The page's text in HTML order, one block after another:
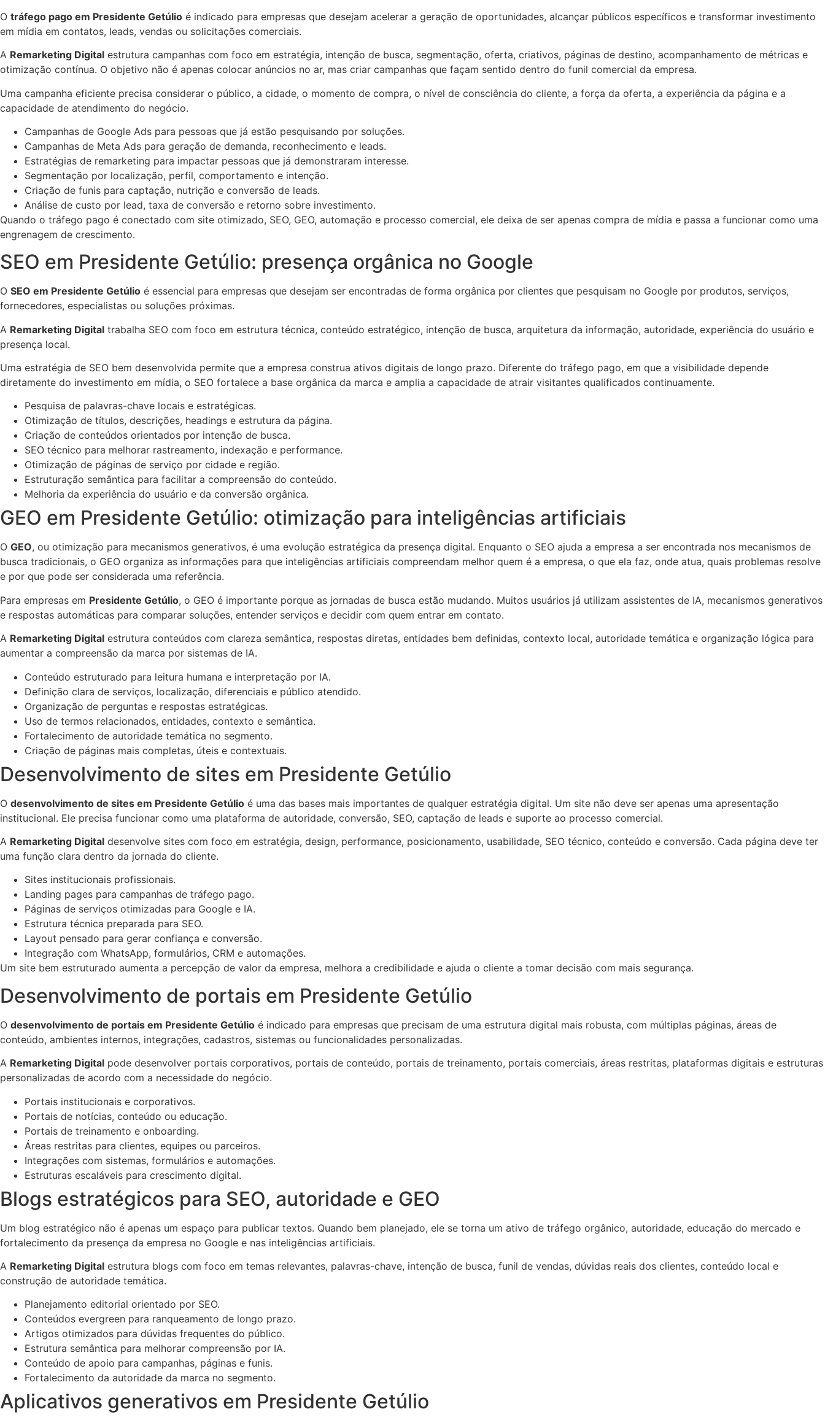
O tráfego pago em Presidente Getúlio é indicado para empresas que desejam acelerar a geração de oportunidades, alcançar públicos específicos e transformar investimento
em mídia em contatos, leads, vendas ou solicitações comerciais.
A Remarketing Digital estrutura campanhas com foco em estratégia, intenção de busca, segmentação, oferta, criativos, páginas de destino, acompanhamento de métricas e
otimização contínua. O objetivo não é apenas colocar anúncios no ar, mas criar campanhas que façam sentido dentro do funil comercial da empresa.
Uma campanha eficiente precisa considerar o público, a cidade, o momento de compra, o nível de consciência do cliente, a força da oferta, a experiência da página e a
capacidade de atendimento do negócio.
Campanhas de Google Ads para pessoas que já estão pesquisando por soluções.
Campanhas de Meta Ads para geração de demanda, reconhecimento e leads.
Estratégias de remarketing para impactar pessoas que já demonstraram interesse.
Segmentação por localização, perfil, comportamento e intenção.
Criação de funis para captação, nutrição e conversão de leads.
Análise de custo por lead, taxa de conversão e retorno sobre investimento.
Quando o tráfego pago é conectado com site otimizado, SEO, GEO, automação e processo comercial, ele deixa de ser apenas compra de mídia e passa a funcionar como uma
engrenagem de crescimento.
SEO em Presidente Getúlio: presença orgânica no Google
O SEO em Presidente Getúlio é essencial para empresas que desejam ser encontradas de forma orgânica por clientes que pesquisam no Google por produtos, serviços,
fornecedores, especialistas ou soluções próximas.
A Remarketing Digital trabalha SEO com foco em estrutura técnica, conteúdo estratégico, intenção de busca, arquitetura da informação, autoridade, experiência do usuário e
presença local.
Uma estratégia de SEO bem desenvolvida permite que a empresa construa ativos digitais de longo prazo. Diferente do tráfego pago, em que a visibilidade depende
diretamente do investimento em mídia, o SEO fortalece a base orgânica da marca e amplia a capacidade de atrair visitantes qualificados continuamente.
Pesquisa de palavras-chave locais e estratégicas.
Otimização de títulos, descrições, headings e estrutura da página.
Criação de conteúdos orientados por intenção de busca.
SEO técnico para melhorar rastreamento, indexação e performance.
Otimização de páginas de serviço por cidade e região.
Estruturação semântica para facilitar a compreensão do conteúdo.
Melhoria da experiência do usuário e da conversão orgânica.
GEO em Presidente Getúlio: otimização para inteligências artificiais
O GEO, ou otimização para mecanismos generativos, é uma evolução estratégica da presença digital. Enquanto o SEO ajuda a empresa a ser encontrada nos mecanismos de
busca tradicionais, o GEO organiza as informações para que inteligências artificiais compreendam melhor quem é a empresa, o que ela faz, onde atua, quais problemas resolve
e por que pode ser considerada uma referência.
Para empresas em Presidente Getúlio, o GEO é importante porque as jornadas de busca estão mudando. Muitos usuários já utilizam assistentes de IA, mecanismos generativos
e respostas automáticas para comparar soluções, entender serviços e decidir com quem entrar em contato.
A Remarketing Digital estrutura conteúdos com clareza semântica, respostas diretas, entidades bem definidas, contexto local, autoridade temática e organização lógica para
aumentar a compreensão da marca por sistemas de IA.
Conteúdo estruturado para leitura humana e interpretação por IA.
Definição clara de serviços, localização, diferenciais e público atendido.
Organização de perguntas e respostas estratégicas.
Uso de termos relacionados, entidades, contexto e semântica.
Fortalecimento de autoridade temática no segmento.
Criação de páginas mais completas, úteis e contextuais.
Desenvolvimento de sites em Presidente Getúlio
O desenvolvimento de sites em Presidente Getúlio é uma das bases mais importantes de qualquer estratégia digital. Um site não deve ser apenas uma apresentação
institucional. Ele precisa funcionar como uma plataforma de autoridade, conversão, SEO, captação de leads e suporte ao processo comercial.
A Remarketing Digital desenvolve sites com foco em estratégia, design, performance, posicionamento, usabilidade, SEO técnico, conteúdo e conversão. Cada página deve ter
uma função clara dentro da jornada do cliente.
Sites institucionais profissionais.
Landing pages para campanhas de tráfego pago.
Páginas de serviços otimizadas para Google e IA.
Estrutura técnica preparada para SEO.
Layout pensado para gerar confiança e conversão.
Integração com WhatsApp, formulários, CRM e automações.
Um site bem estruturado aumenta a percepção de valor da empresa, melhora a credibilidade e ajuda o cliente a tomar decisão com mais segurança.
Desenvolvimento de portais em Presidente Getúlio
O desenvolvimento de portais em Presidente Getúlio é indicado para empresas que precisam de uma estrutura digital mais robusta, com múltiplas páginas, áreas de
conteúdo, ambientes internos, integrações, cadastros, sistemas ou funcionalidades personalizadas.
A Remarketing Digital pode desenvolver portais corporativos, portais de conteúdo, portais de treinamento, portais comerciais, áreas restritas, plataformas digitais e estruturas
personalizadas de acordo com a necessidade do negócio.
Portais institucionais e corporativos.
Portais de notícias, conteúdo ou educação.
Portais de treinamento e onboarding.
Áreas restritas para clientes, equipes ou parceiros.
Integrações com sistemas, formulários e automações.
Estruturas escaláveis para crescimento digital.
Blogs estratégicos para SEO, autoridade e GEO
Um blog estratégico não é apenas um espaço para publicar textos. Quando bem planejado, ele se torna um ativo de tráfego orgânico, autoridade, educação do mercado e
fortalecimento da presença da empresa no Google e nas inteligências artificiais.
A Remarketing Digital estrutura blogs com foco em temas relevantes, palavras-chave, intenção de busca, funil de vendas, dúvidas reais dos clientes, conteúdo local e
construção de autoridade temática.
Planejamento editorial orientado por SEO.
Conteúdos evergreen para ranqueamento de longo prazo.
Artigos otimizados para dúvidas frequentes do público.
Estrutura semântica para melhorar compreensão por IA.
Conteúdo de apoio para campanhas, páginas e funis.
Fortalecimento da autoridade da marca no segmento.
Aplicativos generativos em Presidente Getúlio